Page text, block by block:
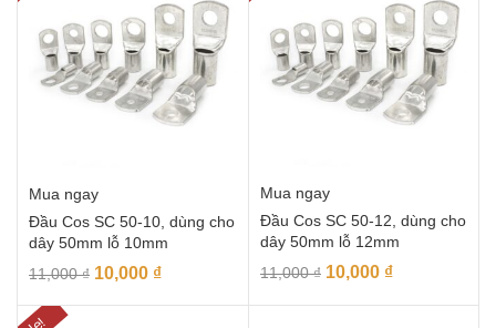
Mua ngay
Đầu Cos SC 50-10, dùng cho
dây 50mm lỗ 10mm
11,000₫ 10,000 ₫
Mua ngay
Đầu Cos SC 50-12, dùng cho
dây 50mm lỗ 12mm
11,000₫ 10,000 ₫